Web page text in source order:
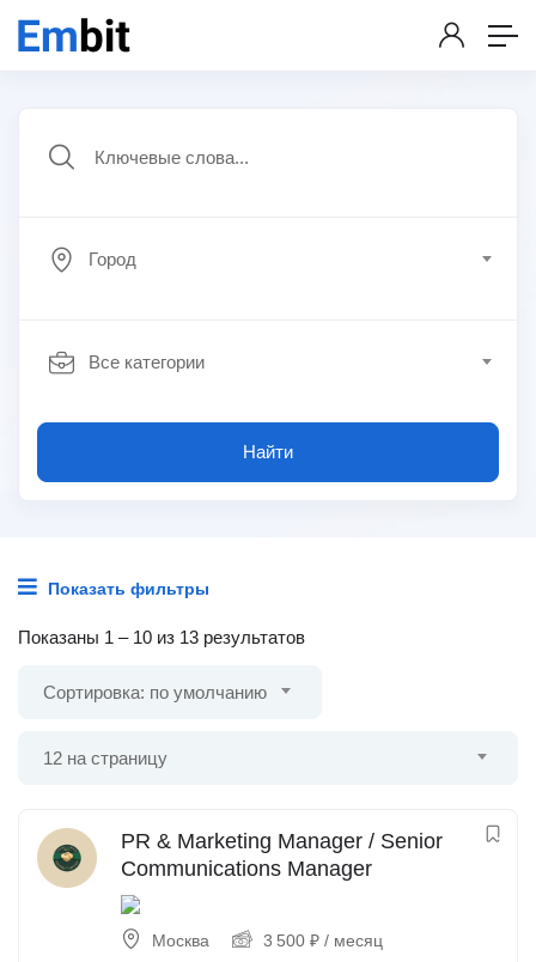
Город
Все категории
Найти
Показать фильтры
Показаны 1 – 10 из 13 результатов
Сортировка: по умолчанию
12 на страницу
PR & Marketing Manager / Senior
Communications Manager
Москва 3 500 ₽ / месяц